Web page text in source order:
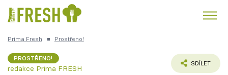
Česká kuchyně Čokoláda
Prima Fresh ■ Prostřeno!
PROSTŘENO!
redakce Prima FRESH
SDÍLET